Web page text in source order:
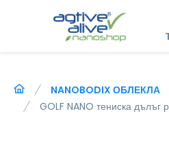
NANOBODIX ОБЛЕКЛА
GOLF NANO тениска дълъг